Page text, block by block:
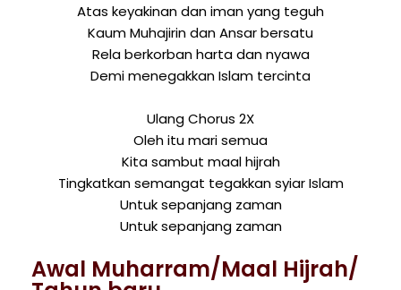
Atas keyakinan dan iman yang teguh
Kaum Muhajirin dan Ansar bersatu
Rela berkorban harta dan nyawa
Demi menegakkan Islam tercinta
Ulang Chorus 2X
Oleh itu mari semua
Kita sambut maal hijrah
Tingkatkan semangat tegakkan syiar Islam
Untuk sepanjang zaman
Untuk sepanjang zaman
Awal Muharram/Maal Hijrah/